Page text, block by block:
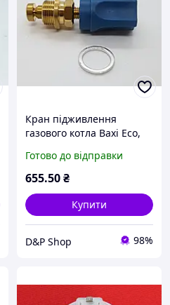
Кран підживлення
газового котла Baxi Eco,
Energy, Star 5630180
Готово до відправки
655.50₴
Купити
D&P Shop 98%